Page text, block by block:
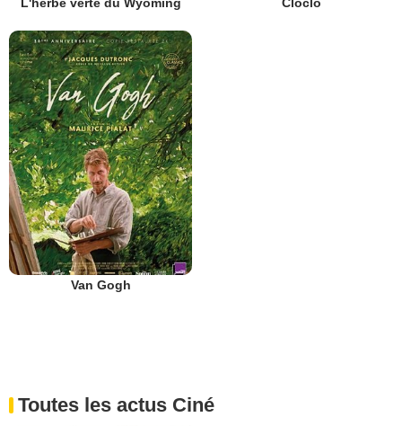
L'herbe verte du Wyoming Cloclo
Van Gogh
Toutes les actus Ciné